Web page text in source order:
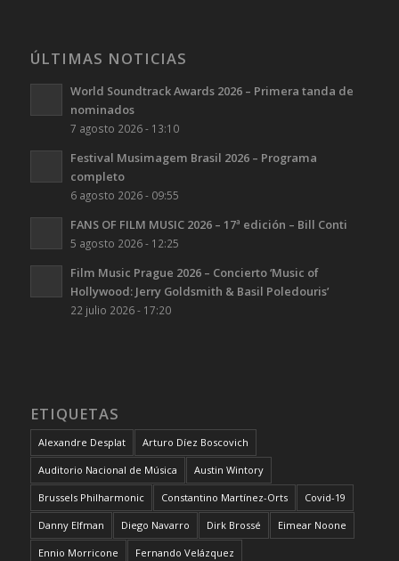
ÚLTIMAS NOTICIAS
World Soundtrack Awards 2026 – Primera tanda de
nominados
7 agosto 2026 - 13:10
Festival Musimagem Brasil 2026 – Programa
completo
6 agosto 2026 - 09:55
FANS OF FILM MUSIC 2026 – 17ª edición – Bill Conti
5 agosto 2026 - 12:25
Film Music Prague 2026 – Concierto ‘Music of
Hollywood: Jerry Goldsmith & Basil Poledouris’
22 julio 2026 - 17:20
ETIQUETAS
Alexandre Desplat Arturo Díez Boscovich
Auditorio Nacional de Música Austin Wintory
Brussels Philharmonic Constantino Martínez-Orts Covid-19
Danny Elfman Diego Navarro Dirk Brossé Eimear Noone
Ennio Morricone Fernando Velázquez